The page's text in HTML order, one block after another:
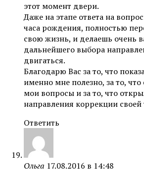
этот момент двери.
Даже на этапе ответа на
часа рождения, полностью
свою жизнь, и делаешь очень
дальнейшего выбора
двигаться.
Благодарю Вас за то, что
именно мне полезно, за то, что
мои вопросы и за то, что
направления коррекции своей
Ответить
Ольга 17.08.2016 в 14:48